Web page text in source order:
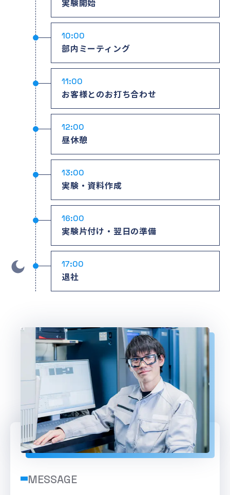
10:00
部内ミーティング
11:00
お客様とのお打ち合わせ
12:00
昼休憩
13:00
実験・資料作成
16:00
実験片付け・翌日の準備
17:00
退社
MESSAGE